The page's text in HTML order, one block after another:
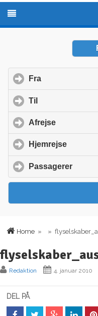
Home » »
Redaktion 4. januar 2010
DEL PÅ